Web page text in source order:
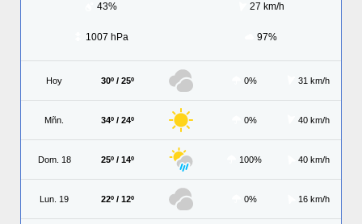
43% 27 km/h
1007 hPa 97%
Hoy 30º / 25º 0% 31 km/h
Mñn. 34º / 24º 0% 40 km/h
Dom. 18 25º / 14º 100% 40 km/h
Lun. 19 22º / 12º 0% 16 km/h